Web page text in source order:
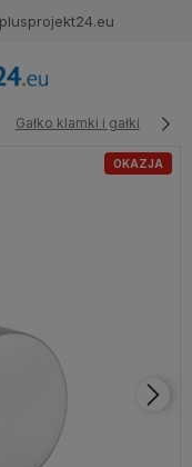
oferty lub
produkty do listy
Gałko klamki i gałki
OKAZJA